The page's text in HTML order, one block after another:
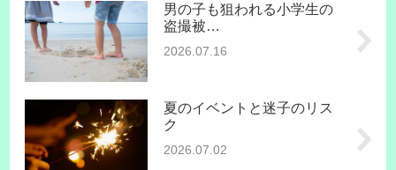
男の子も狙われる小学生の
盗撮被…
2026.07.16
夏のイベントと迷子のリス
ク
2026.07.02